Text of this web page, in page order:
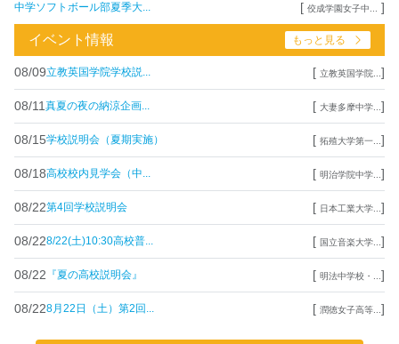
中学ソフトボール部夏季大... [ 佼成学園女子中... ]
イベント情報 もっと見る
08/09立教英国学院学校説... [ 立教英国学院... ]
08/11 真夏の夜の納涼企画... [ 大妻多摩中学... ]
08/15学校説明会（夏期実施） [ 拓殖大学第一... ]
08/18高校校内見学会（中... [ 明治学院中学... ]
08/22第4回学校説明会 [ 日本工業大学... ]
08/228/22(土)10:30高校普... [ 国立音楽大学... ]
08/22 『夏の高校説明会』 [ 明法中学校・... ]
08/228月22日（土）第2回... [ 潤徳女子高等... ]